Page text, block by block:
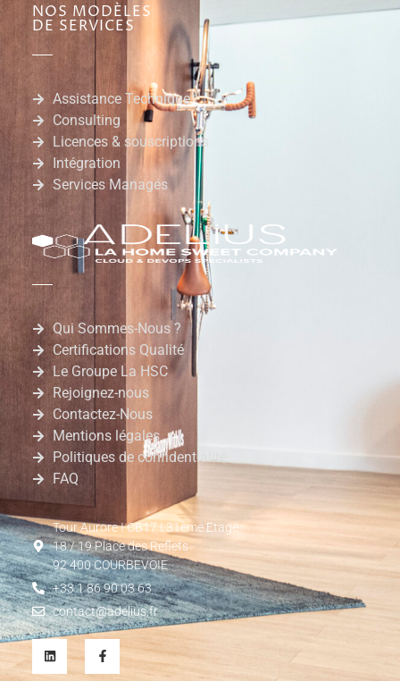
NOS MODÈLES
DE SERVICES
Assistance Technique
Consulting
Licences & souscriptions
Intégration
Services Managés
Qui Sommes-Nous ?
Certifications Qualité
Le Groupe La HSC
Rejoignez-nous
Contactez-Nous
Mentions légales
Politiques de confidentialité
FAQ
Tour Aurore I CB17 I 31ème Etage
18 / 19 Place des Reflets
92 400 COURBEVOIE
+33 1 86 90 03 63
contact@adelius.fr